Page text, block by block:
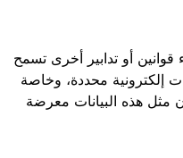
إنشاء قوانين أو تدابير أخرى تسمح
إلكترونية محددة، وخاصة
مثل هذه البيانات معرضة